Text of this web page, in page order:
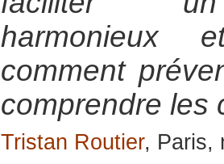
harmonieux
comment
comprendre les
Tristan Routier, Paris,